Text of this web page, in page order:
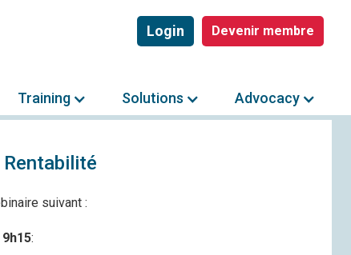
Devenir membre
Login
Training Solutions Advocacy
Rentabilité
suivant :
: